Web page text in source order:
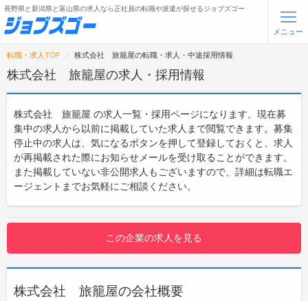
無料会員登録
メニュー
トップ
詳細情報で求人を探す
転職支援サービスについて
転職ノウハウ(応募書類の書き方・面接対策など)
長野県と新潟県と富山県の求人なら正社員の転職や派遣が探せるジョブズゴー
メニュー
転職・求人TOP 株式会社 旅籠屋の転職・求人・中途採用情報
株式会社 旅籠屋の求人・採用情報
株式会社 旅籠屋 の求人一覧・採用ページになります。現在募
集中の求人から以前に掲載していた求人まで閲覧できます。募集
停止中の求人は、気になるボタンを押して登録しておくと、求人
が再掲載された際にお知らせメールを受け取ることができます。
また掲載していない非公開求人もございますので、詳細は転職エ
ージェントまでお気軽にご相談ください。
この企業の求人を見る
株式会社 旅籠屋の会社概要